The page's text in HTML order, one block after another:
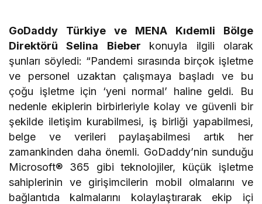
GoDaddy Türkiye ve MENA Kıdemli Bölge
Direktörü Selina Bieber konuyla ilgili olarak
şunları söyledi: “Pandemi sırasında birçok işletme
ve personel uzaktan çalışmaya başladı ve bu
çoğu işletme için ‘yeni normal’ haline geldi. Bu
nedenle ekiplerin birbirleriyle kolay ve güvenli bir
şekilde iletişim kurabilmesi, iş birliği yapabilmesi,
belge ve verileri paylaşabilmesi artık her
zamankinden daha önemli. GoDaddy’nin sunduğu
Microsoft® 365 gibi teknolojiler, küçük işletme
sahiplerinin ve girişimcilerin mobil olmalarını ve
bağlantıda kalmalarını kolaylaştırarak ekip içi